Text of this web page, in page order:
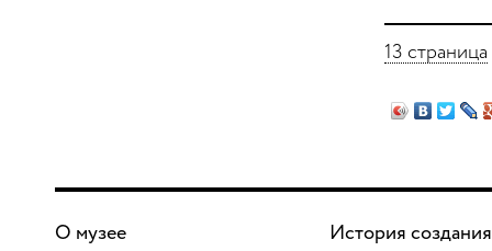
13 страница
О музее История создания